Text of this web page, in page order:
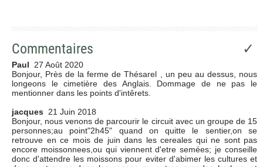
Commentaires ✓
Paul
27 Août 2020
Bonjour, Près de la ferme de Thésarel , un peu au dessus, nous
longeons le cimetière des Anglais. Dommage de ne pas le
mentionner dans les points d'intêrets.
jacques 21 Juin 2018
Bonjour, nous venons de parcourir le circuit avec un groupe de 15
personnes;au point"2h45" quand on quitte le sentier,on se
retrouve en ce mois de juin dans les cereales qui ne sont pas
encore moissonnees,ou qui viennent d'etre semées; je conseille
donc d'attendre les moissons pour eviter d'abimer les cultures et